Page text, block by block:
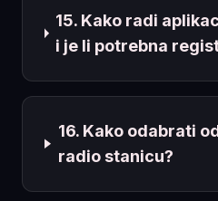
15. Kako radi
i je li potrebna
16. Kako odabrati
radio stanicu?